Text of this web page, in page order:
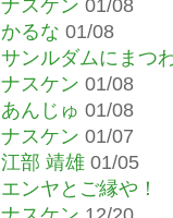
ナスケン 01/08
かるな 01/08
サンルダムにまつ
ナスケン 01/08
あんじゅ 01/08
ナスケン 01/07
江部 靖雄 01/05
エンヤとご縁や！